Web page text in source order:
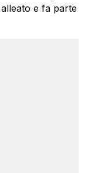
e fa parte